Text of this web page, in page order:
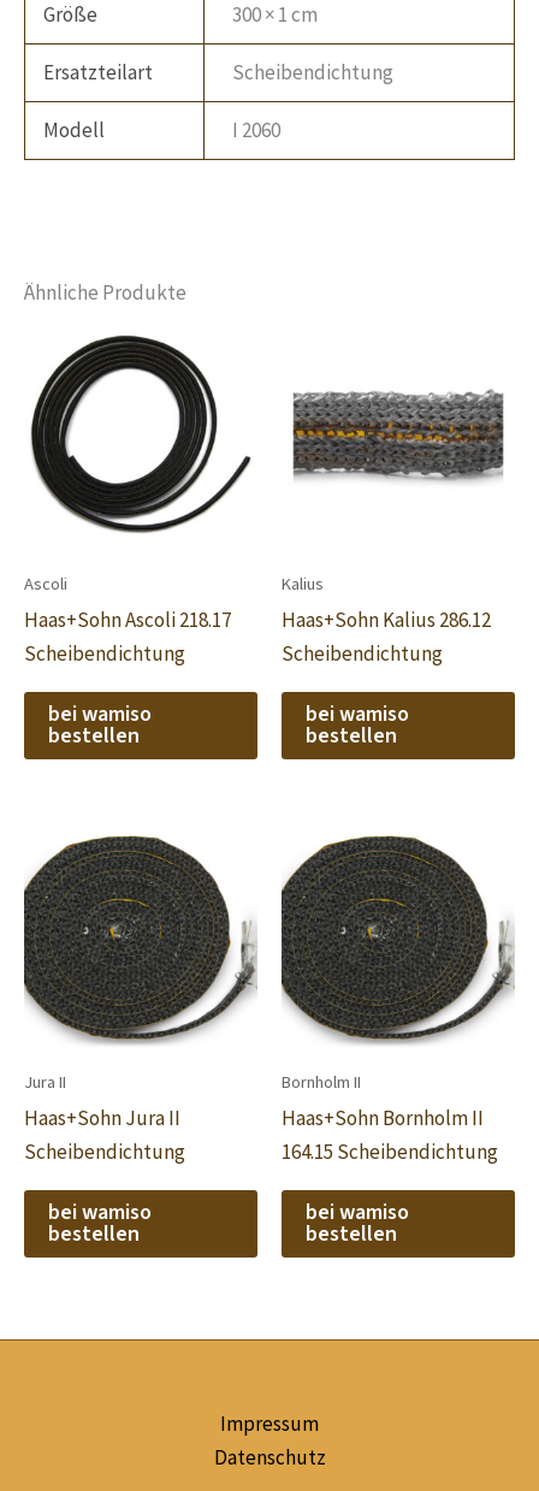
Größe 300 × 1 cm
Ersatzteilart Scheibendichtung
Modell I 2060
Ähnliche Produkte
Ascoli
Haas+Sohn Ascoli 218.17
Scheibendichtung
bei wamiso
bestellen
Kalius
Haas+Sohn Kalius 286.12
Scheibendichtung
bei wamiso
bestellen
Jura II
Haas+Sohn Jura II
Scheibendichtung
bei wamiso
bestellen
Bornholm II
Haas+Sohn Bornholm II
164.15 Scheibendichtung
bei wamiso
bestellen
Impressum
Datenschutz